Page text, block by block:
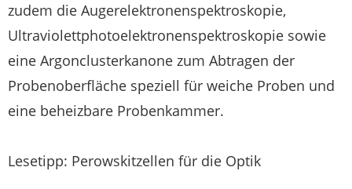
zudem die Augerelektronenspektroskopie,
Ultraviolettphotoelektronenspektroskopie sowie
eine Argonclusterkanone zum Abtragen der
Probenoberfläche speziell für weiche Proben und
eine beheizbare Probenkammer.
Lesetipp: Perowskitzellen für die Optik